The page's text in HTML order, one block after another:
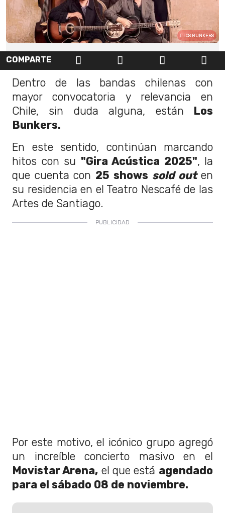
LOS BUNKERS
COMPARTE
Dentro de las bandas chilenas con
mayor convocatoria y relevancia en
Chile, sin duda alguna, están Los
Bunkers.
En este sentido, continúan marcando
hitos con su "Gira Acústica 2025", la
que cuenta con 25 shows sold out en
su residencia en el Teatro Nescafé de las
Artes de Santiago.
Por este motivo, el icónico grupo agregó
un increíble concierto masivo en el
Movistar Arena, el que está agendado
para el sábado 08 de noviembre.